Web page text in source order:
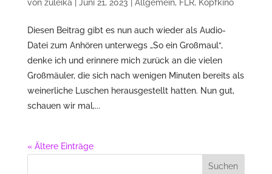
von zuleika| Juni 21, 2023 Allgemein, FLR, Kopfkino
Diesen Beitrag gibt es nun auch wieder als Audio-
Datei zum Anhören unterwegs „So ein Großmaul“,
denke ich und erinnere mich zurück an die vielen
Großmäuler, die sich nach wenigen Minuten bereits als
weinerliche Luschen herausgestellt hatten. Nun gut,
schauen wir mal,...
« Ältere Einträge